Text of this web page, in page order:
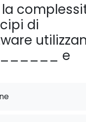
di
e